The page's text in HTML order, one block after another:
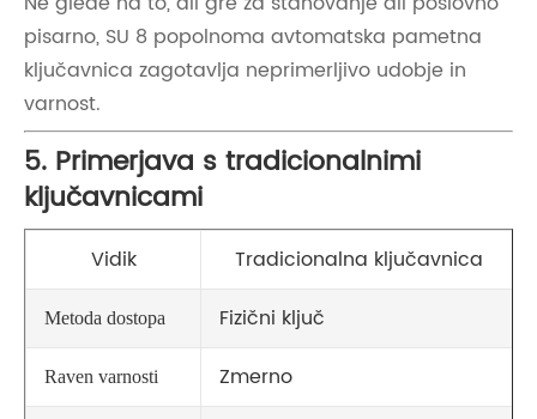
pisarno, SU 8 popolnoma avtomatska pametna
ključavnica zagotavlja neprimerljivo udobje in
varnost.
5. Primerjava s tradicionalnimi
ključavnicami
Vidik Tradicionalna ključavnica
Metoda dostopa Fizični ključ
Raven varnosti Zmerno